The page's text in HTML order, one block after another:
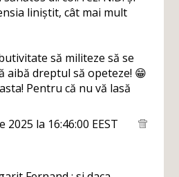
liniștit, cât mai mult
să militeze să se
aibă dreptul să opeteze! 😁
Pentru că nu vă lasă
la 16:46:00 EEST